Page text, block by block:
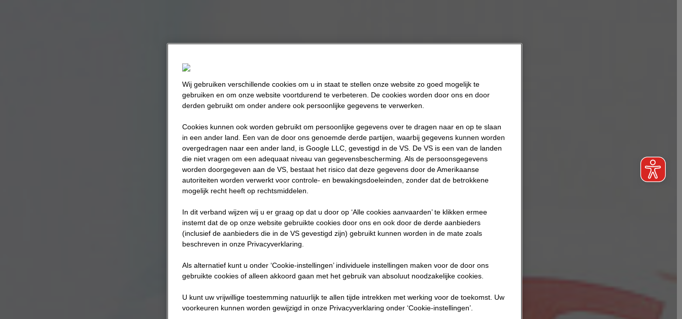
Wij gebruiken verschillende cookies om u in staat te stellen onze website zo goed mogelijk te
gebruiken en om onze website voortdurend te verbeteren. De cookies worden door ons en door
derden gebruikt om onder andere ook persoonlijke gegevens te verwerken.
Cookies kunnen ook worden gebruikt om persoonlijke gegevens over te dragen naar en op te slaan
in een ander land. Een van de door ons genoemde derde partijen, waarbij gegevens kunnen worden
overgedragen naar een ander land, is Google LLC, gevestigd in de VS. De VS is een van de landen
die niet vragen om een adequaat niveau van gegevensbescherming. Als de persoonsgegevens
worden doorgegeven aan de VS, bestaat het risico dat deze gegevens door de Amerikaanse
autoriteiten worden verwerkt voor controle- en bewakingsdoeleinden, zonder dat de betrokkene
mogelijk recht heeft op rechtsmiddelen.
In dit verband wijzen wij u er graag op dat u door op ‘Alle cookies aanvaarden’ te klikken ermee
instemt dat de op onze website gebruikte cookies door ons en ook door de derde aanbieders
(inclusief de aanbieders die in de VS gevestigd zijn) gebruikt kunnen worden in de mate zoals
beschreven in onze Privacyverklaring.
Als alternatief kunt u onder ‘Cookie-instellingen’ individuele instellingen maken voor de door ons
gebruikte cookies of alleen akkoord gaan met het gebruik van absoluut noodzakelijke cookies.
U kunt uw vrijwillige toestemming natuurlijk te allen tijde intrekken met werking voor de toekomst. Uw
voorkeuren kunnen worden gewijzigd in onze Privacyverklaring onder ‘Cookie-instellingen’.